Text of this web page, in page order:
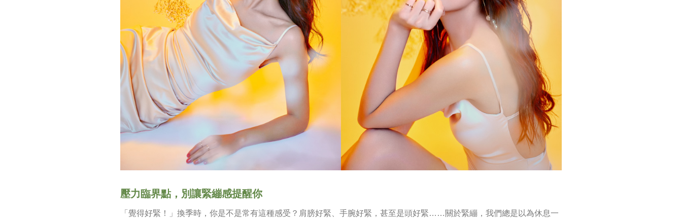
壓力臨界點，別讓緊繃感提醒你
「覺得好緊！」換季時，你是不是常有這種感受？肩膀好緊、手腕好緊，甚至是頭好緊……關於緊繃，我們總是以為休息一